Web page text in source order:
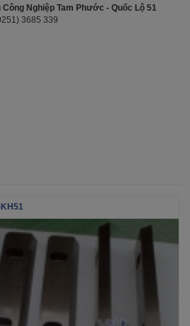
Công Nghiệp Tam Phước - Quốc Lộ 51
3685 339